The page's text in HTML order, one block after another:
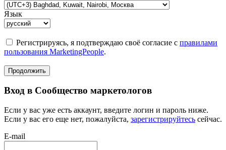
Язык
Регистрируясь, я подтверждаю своё согласие с правилами
пользования MarketingPeople.
Продолжить
Вход в Сообщество маркетологов
Если у вас уже есть аккаунт, введите логин и пароль ниже.
Если у вас его еще нет, пожалуйста, зарегистрируйтесь сейчас.
E-mail